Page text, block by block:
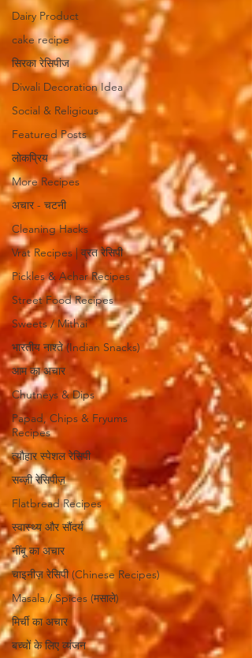
Dairy Product
cake recipe
सिरका रेसिपीज
Diwali Decoration Idea
Social & Religious
Featured Posts
लोकप्रिय
More Recipes
अचार - चटनी
Cleaning Hacks
Vrat Recipes | व्रत रेसिपी
Pickles & Achar Recipes
Street Food Recipes
Sweets / Mithai
भारतीय नाश्ते (Indian Snacks)
आम का अचार
Chutneys & Dips
Papad, Chips & Fryums
Recipes
त्यौहार स्पेशल रेसिपी
सब्ज़ी रेसिपीज़
Flatbread Recipes
स्वास्थ्य और सौंदर्य
नींबू का अचार
चाइनीज़ रेसिपी (Chinese Recipes)
Masala / Spices (मसाले)
मिर्ची का अचार
बच्चों के लिए व्यंजन